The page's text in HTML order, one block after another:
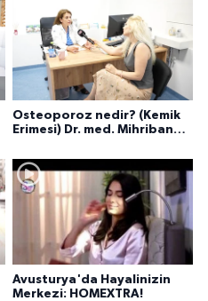
Osteoporoz nedir? (Kemik
Erimesi) Dr. med. Mihriban
Avusturya'da Hayalinizin
Merkezi: HOMEXTRA!